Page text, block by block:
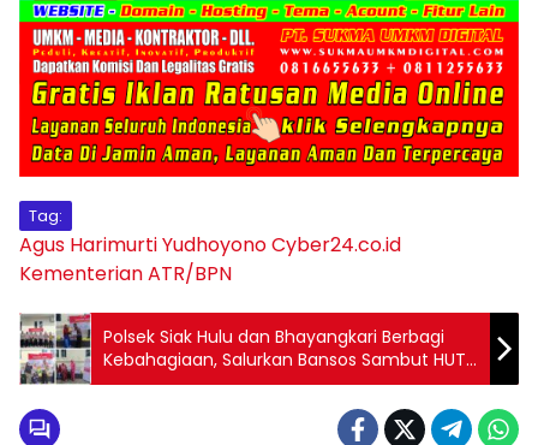
Tag:
Agus Harimurti YudhoyonoCyber24.co.id
Kementerian ATR/BPN
Polsek Siak Hulu dan Bhayangkari Berbagi
Kebahagiaan, Salurkan Bansos Sambut HUT
Bhayangkara ke-79